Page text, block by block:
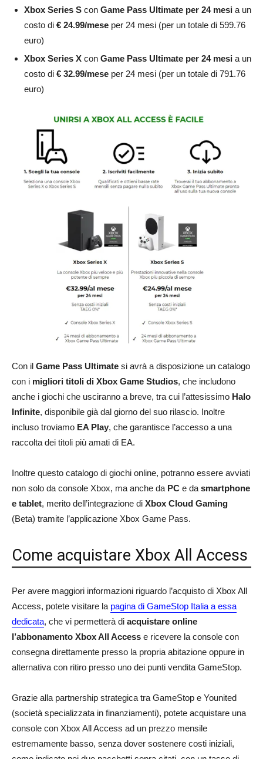
Xbox Series S con Game Pass Ultimate per 24 mesi a un
costo di € 24.99/mese per 24 mesi (per un totale di 599.76
euro)
Xbox Series X con Game Pass Ultimate per 24 mesi a un
costo di € 32.99/mese per 24 mesi (per un totale di 791.76
euro)
Con il Game Pass Ultimate si avrà a disposizione un catalogo
con i migliori titoli di Xbox Game Studios, che includono
anche i giochi che usciranno a breve, tra cui l’attesissimo Halo
Infinite, disponibile già dal giorno del suo rilascio. Inoltre
incluso troviamo EA Play, che garantisce l’accesso a una
raccolta dei titoli più amati di EA.
Inoltre questo catalogo di giochi online, potranno essere avviati
non solo da console Xbox, ma anche da PC e da smartphone
e tablet, merito dell’integrazione di Xbox Cloud Gaming
(Beta) tramite l’applicazione Xbox Game Pass.
Come acquistare Xbox All Access
Per avere maggiori informazioni riguardo l’acquisto di Xbox All
Access, potete visitare la pagina di GameStop Italia a essa
dedicata, che vi permetterà di acquistare online
l’abbonamento Xbox All Access e ricevere la console con
consegna direttamente presso la propria abitazione oppure in
alternativa con ritiro presso uno dei punti vendita GameStop.
Grazie alla partnership strategica tra GameStop e Younited
(società specializzata in finanziamenti), potete acquistare una
console con Xbox All Access ad un prezzo mensile
estremamente basso, senza dover sostenere costi iniziali,